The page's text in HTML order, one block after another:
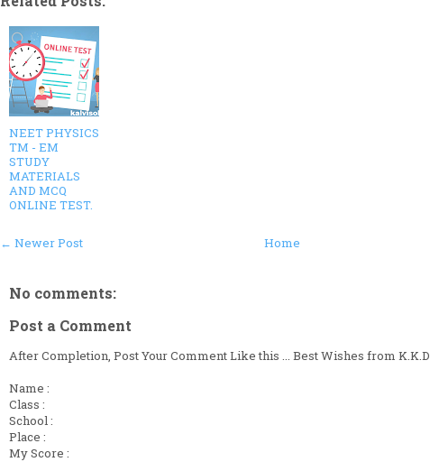
NEET PHYSICS
TM - EM
STUDY
MATERIALS
AND MCQ
ONLINE TEST.
← Newer Post Home
No comments:
Post a Comment
After Completion, Post Your Comment Like this ... Best Wishes from K.K.D
Name :
Class :
School :
Place :
My Score :